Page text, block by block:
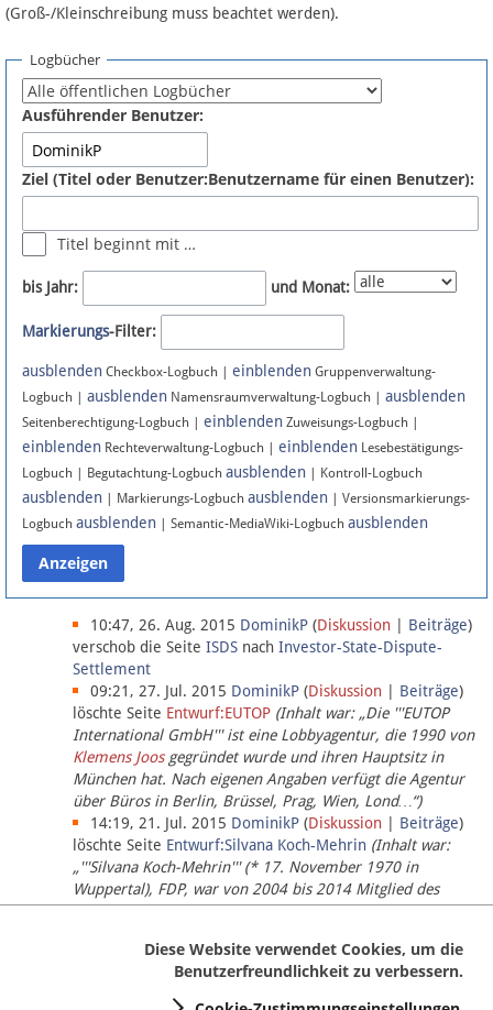
Fördermitglied werden
Fehler melden
Newsletter
Bluesky
Facebook
Instagram
Anmelden
Datenschutz
Über Lobbypedia
Impressum
(Groß-/Kleinschreibung muss beachtet werden).
Logbücher
Ausführender Benutzer:
Ziel (Titel oder Benutzer:Benutzername für einen Benutzer):
Titel beginnt mit …
bis Jahr: und Monat:
Markierungs-Filter:
ausblenden Checkbox-Logbuch | einblenden Gruppenverwaltung-
Logbuch | ausblenden Namensraumverwaltung-Logbuch | ausblenden
Seitenberechtigung-Logbuch | einblenden Zuweisungs-Logbuch |
einblenden Rechteverwaltung-Logbuch | einblenden Lesebestätigungs-
Logbuch | Begutachtung-Logbuch ausblenden | Kontroll-Logbuch
ausblenden | Markierungs-Logbuch ausblenden | Versionsmarkierungs-
Logbuch ausblenden | Semantic-MediaWiki-Logbuch ausblenden
10:47, 26. Aug. 2015 DominikP (Diskussion Beiträge)
verschob die Seite ISDS nach Investor-State-Dispute-
Settlement
09:21, 27. Jul. 2015 DominikP (Diskussion Beiträge)
löschte Seite Entwurf:EUTOP (Inhalt war: „Die '''EUTOP
International GmbH''' ist eine Lobbyagentur, die 1990 von
Klemens Joosgegründet wurde und ihren Hauptsitz in
München hat. Nach eigenen Angaben verfügt die Agentur
über Büros in Berlin, Brüssel, Prag, Wien, Lond…“)
14:19, 21. Jul. 2015 DominikP (Diskussion Beiträge)
löschte Seite Entwurf:Silvana Koch-Mehrin (Inhalt war:
„'''Silvana Koch-Mehrin''' (* 17. November 1970 in
Wuppertal), FDP, war von 2004 bis 2014 Mitglied des
Europäischen Parlaments, seit November 2014 ist sie für
Diese Website verwendet Cookies, um die
Benutzerfreundlichkeit zu verbessern.